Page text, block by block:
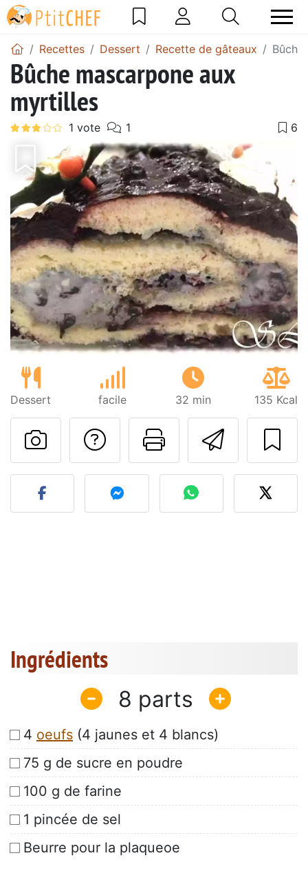
Recettes Dessert Recette de gâteaux
Bûche mascarpone aux
myrtilles
Dessert facile 32 min 135 Kcal
Imprimer
Poser une
Publier votre photo de
Ingrédients
8
4 oeufs (4 jaunes et 4 blancs)
75 g de sucre en poudre
100 g de farine
1 pincée de sel
Beurre pour la plaqueoe